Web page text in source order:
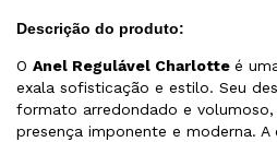
Descrição do produto:
O Anel Regulável Charlotte é
exala sofisticação e estilo. Seu
formato arredondado e
presença imponente e moderna. A